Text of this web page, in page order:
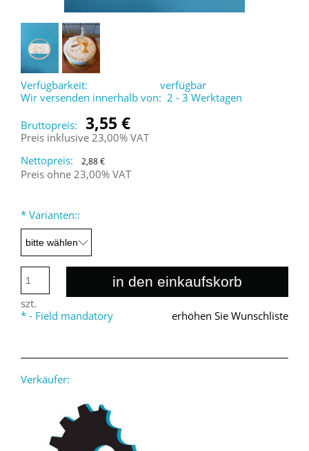
Verfügbarkeit:
verfügbar
Wir versenden innerhalb von: 2 - 3 Werktagen
Bruttopreis:
3,55 €
Preis inklusive 23,00% VAT
Nettopreis:
2,88 €
Preis ohne 23,00% VAT
* Varianten::
szt.
in den einkaufskorb
erhöhen Sie Wunschliste
* - Field mandatory
Verkäufer: